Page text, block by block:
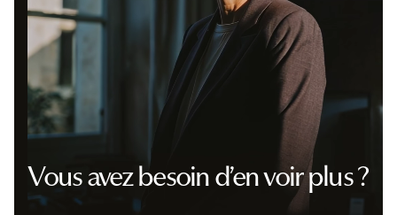
Vous avez besoin d’en voir plus ?